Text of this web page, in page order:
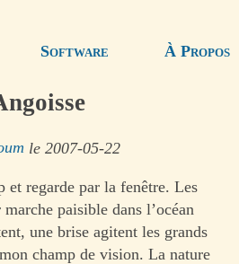
Software À Propos
le 2007-05-22
et regarde par la fenêtre. Les
paisible dans l’océan
une brise agitent les grands
champ de vision. La nature